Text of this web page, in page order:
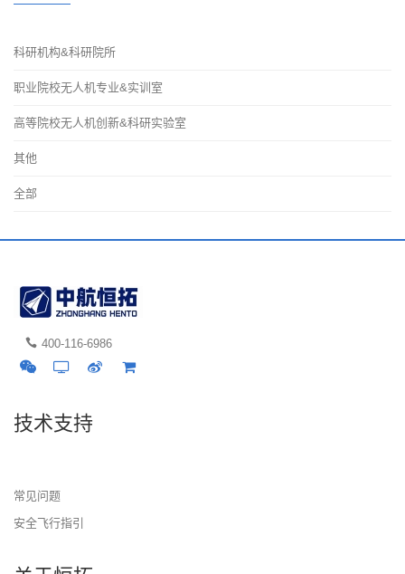
科研机构&科研院所
职业院校无人机专业&实训室
高等院校无人机创新&科研实验室
其他
全部
400-116-6986
技术支持
常见问题
安全飞行指引